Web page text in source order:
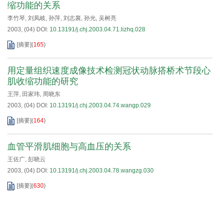
缩功能的关系
李竹琴, 刘凤岐, 孙萍, 刘志襄, 孙光, 吴树亮
2003, (04) DOI: 10.13191/j.chj.2003.04.71.lizhq.028
[摘要](165)
用定量组织速度成像技术检测冠状动脉搭桥术节段心
肌收缩功能的研究
王萍, 田家玮, 周晓东
2003, (04) DOI: 10.13191/j.chj.2003.04.74.wangp.029
[摘要](164)
血管平滑肌细胞与高血压的关系
王佐广, 彭晓云
2003, (04) DOI: 10.13191/j.chj.2003.04.78.wangzg.030
[摘要](630)